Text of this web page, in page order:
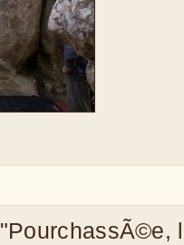
"PourchassÃ©e,